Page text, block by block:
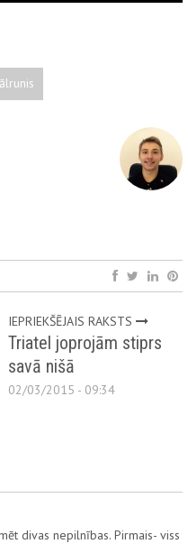
IEPRIEKŠĒJAIS RAKSTS
Triatel joprojām stiprs
savā nišā
02/03/2015 - 09:34
divas nepilnības. Pirmais- viss